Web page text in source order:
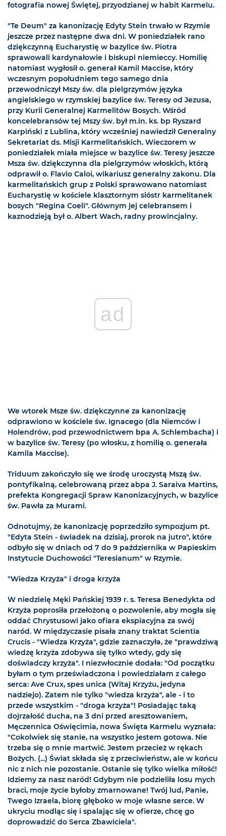
fotografia nowej Świętej, przyodzianej w habit Karmelu.
"Te Deum" za kanonizację Edyty Stein trwało w Rzymie
jeszcze przez następne dwa dni. W poniedziałek rano
dziękczynną Eucharystię w bazylice św. Piotra
sprawowali kardynałowie i biskupi niemieccy. Homilię
natomiast wygłosił o. generał Kamil Maccise, który
wczesnym popołudniem tego samego dnia
przewodniczył Mszy św. dla pielgrzymów języka
angielskiego w rzymskiej bazylice św. Teresy od Jezusa,
przy Kurii Generalnej Karmelitów Bosych. Wśród
koncelebransów tej Mszy św. był m.in. ks. bp Ryszard
Karpiński z Lublina, który wcześniej nawiedził Generalny
Sekretariat ds. Misji Karmelitańskich. Wieczorem w
poniedziałek miała miejsce w bazylice św. Teresy jeszcze
Msza św. dziękczynna dla pielgrzymów włoskich, którą
odprawił o. Flavio Caloi, wikariusz generalny zakonu. Dla
karmelitańskich grup z Polski sprawowano natomiast
Eucharystię w kościele klasztornym sióstr karmelitanek
bosych "Regina Coeli". Głównym jej celebransem i
kaznodzieją był o. Albert Wach, radny prowincjalny.
ad
We wtorek Msze św. dziękczynne za kanonizację
odprawiono w kościele św. Ignacego (dla Niemców i
Holendrów, pod przewodnictwem bpa A. Schlembacha) i
w bazylice św. Teresy (po włosku, z homilią o. generała
Kamila Maccise).
Triduum zakończyło się we środę uroczystą Mszą św.
pontyfikalną, celebrowaną przez abpa J. Saraiva Martins,
prefekta Kongregacji Spraw Kanonizacyjnych, w bazylice
św. Pawła za Murami.
Odnotujmy, że kanonizację poprzedziło sympozjum pt.
"Edyta Stein - świadek na dzisiaj, prorok na jutro", które
odbyło się w dniach od 7 do 9 października w Papieskim
Instytucie Duchowości "Teresianum" w Rzymie.
"Wiedza Krzyża" i droga krzyża
W niedzielę Męki Pańskiej 1939 r. s. Teresa Benedykta od
Krzyża poprosiła przełożoną o pozwolenie, aby mogła się
oddać Chrystusowi jako ofiara ekspiacyjna za swój
naród. W międzyczasie pisała znany traktat Scientia
Crucis - "Wiedza Krzyża", gdzie zaznaczyła, że "prawdziwą
wiedzę krzyża zdobywa się tylko wtedy, gdy się
doświadczy krzyża". I niezwłocznie dodała: "Od początku
byłam o tym przeświadczona i powiedziałam z całego
serca: Ave Crux, spes unica (Witaj Krzyżu, jedyna
nadziejo). Zatem nie tylko "wiedza krzyża", ale - i to
przede wszystkim - "droga krzyża"! Posiadając taką
dojrzałość ducha, na 3 dni przed aresztowaniem,
Męczennica Oświęcimia, nowa Święta Karmelu wyznała:
"Cokolwiek się stanie, na wszystko jestem gotowa. Nie
trzeba się o mnie martwić. Jestem przecież w rękach
Bożych. (...) Świat składa się z przeciwieństw, ale w końcu
nic z nich nie pozostanie. Ostanie się tylko wielka miłość!
Idziemy za nasz naród! Gdybym nie podzieliła losu mych
braci, moje życie byłoby zmarnowane! Twój lud, Panie,
Twego Izraela, biorę głęboko w moje własne serce. W
ukryciu modląc się i spalając się w ofierze, chcę go
doprowadzić do Serca Zbawiciela".